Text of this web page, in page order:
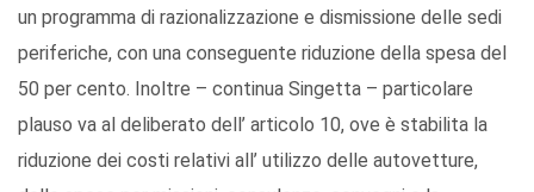
un programma di razionalizzazione e dismissione delle sedi
periferiche, con una conseguente riduzione della spesa del
50 per cento. Inoltre – continua Singetta – particolare
plauso va al deliberato dell’ articolo 10, ove è stabilita la
riduzione dei costi relativi all’ utilizzo delle autovetture,